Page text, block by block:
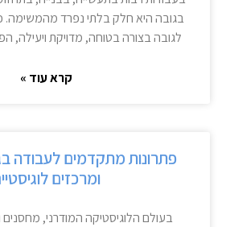
בגובה היא חלק בלתי נפרד מהמשימה.
לגובה בצורה בטוחה, מדויקת ויעילה,
קרא עוד »
פתרונות מתקדמים לעבודה
ומרכזים
בעולם הלוגיסטיקה המודרני, מחסנים